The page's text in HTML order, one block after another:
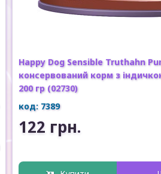
Happy Dog Sensible Truthahn
консервований корм з
200 гр (02730)
код: 7389
122 грн.